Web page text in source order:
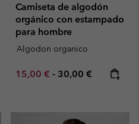
Camiseta de algodón
orgánico con estampado
para hombre
Algodon organico
Minimum sale price:
15,00 € - Maximum price:
30,00 €